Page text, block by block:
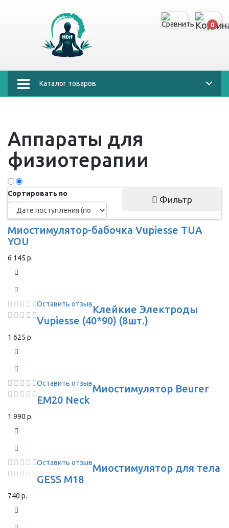
0
Каталог товаров
Аппараты для
физиотерапии
Сортировать по
Фильтр
Миостимулятор-бабочка Vupiesse TUA
YOU
6 145 р.
Оставить отзывКлейкие Электроды
Vupiesse (40*90) (8шт.)
1 625 р.
Оставить отзывМиостимулятор Beurer
EM20 Neck
1 990 р.
Оставить отзывМиостимулятор для тела
GESS M18
740 р.